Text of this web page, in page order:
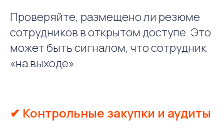
Проверяйте, размещено ли резюме
сотрудников в открытом доступе. Это
может быть сигналом, что сотрудник
«на выходе».
✔ Контрольные закупки и аудиты